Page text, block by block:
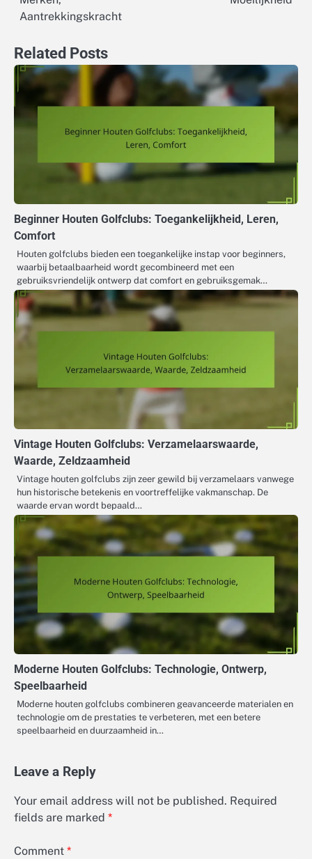
Aantrekkingskracht
Related Posts
Beginner Houten Golfclubs: Toegankelijkheid, Leren,
Comfort
Houten golfclubs bieden een toegankelijke instap voor beginners,
waarbij betaalbaarheid wordt gecombineerd met een
gebruiksvriendelijk ontwerp dat comfort en gebruiksgemak…
Vintage Houten Golfclubs: Verzamelaarswaarde,
Waarde, Zeldzaamheid
Vintage houten golfclubs zijn zeer gewild bij verzamelaars vanwege
hun historische betekenis en voortreffelijke vakmanschap. De
waarde ervan wordt bepaald…
Moderne Houten Golfclubs: Technologie, Ontwerp,
Speelbaarheid
Moderne houten golfclubs combineren geavanceerde materialen en
technologie om de prestaties te verbeteren, met een betere
speelbaarheid en duurzaamheid in…
Leave a Reply
Your email address will not be published. Required
fields are marked *
Comment *